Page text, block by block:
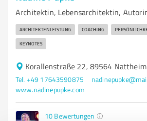
Architektin, Lebensarchitektin,
ARCHITEKTENLEISTUNG COACHING
KEYNOTES
Korallenstraße 22, 89564 Nattheim
Tel. +49 17643590875
www.nadinepupke.com
10 Bewertungen